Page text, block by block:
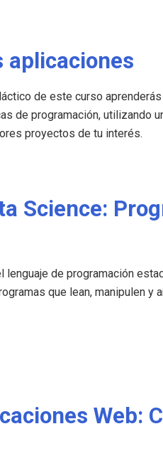
aplicaciones
de este curso
de programación, utilizando
proyectos de tu interés.
Science:
de programación
que lean, manipulen y
Web: